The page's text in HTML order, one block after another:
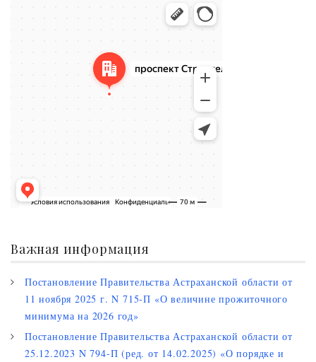
Проспект Строителей, 5 — Яндекс.Карты
Важная информация
Постановление Правительства Астраханской области от
11 ноября 2025 г. N 715-П «О величине прожиточного
минимума на 2026 год»
Постановление Правительства Астраханской области от
25.12.2023 N 794-П (ред. от 14.02.2025) «О порядке и